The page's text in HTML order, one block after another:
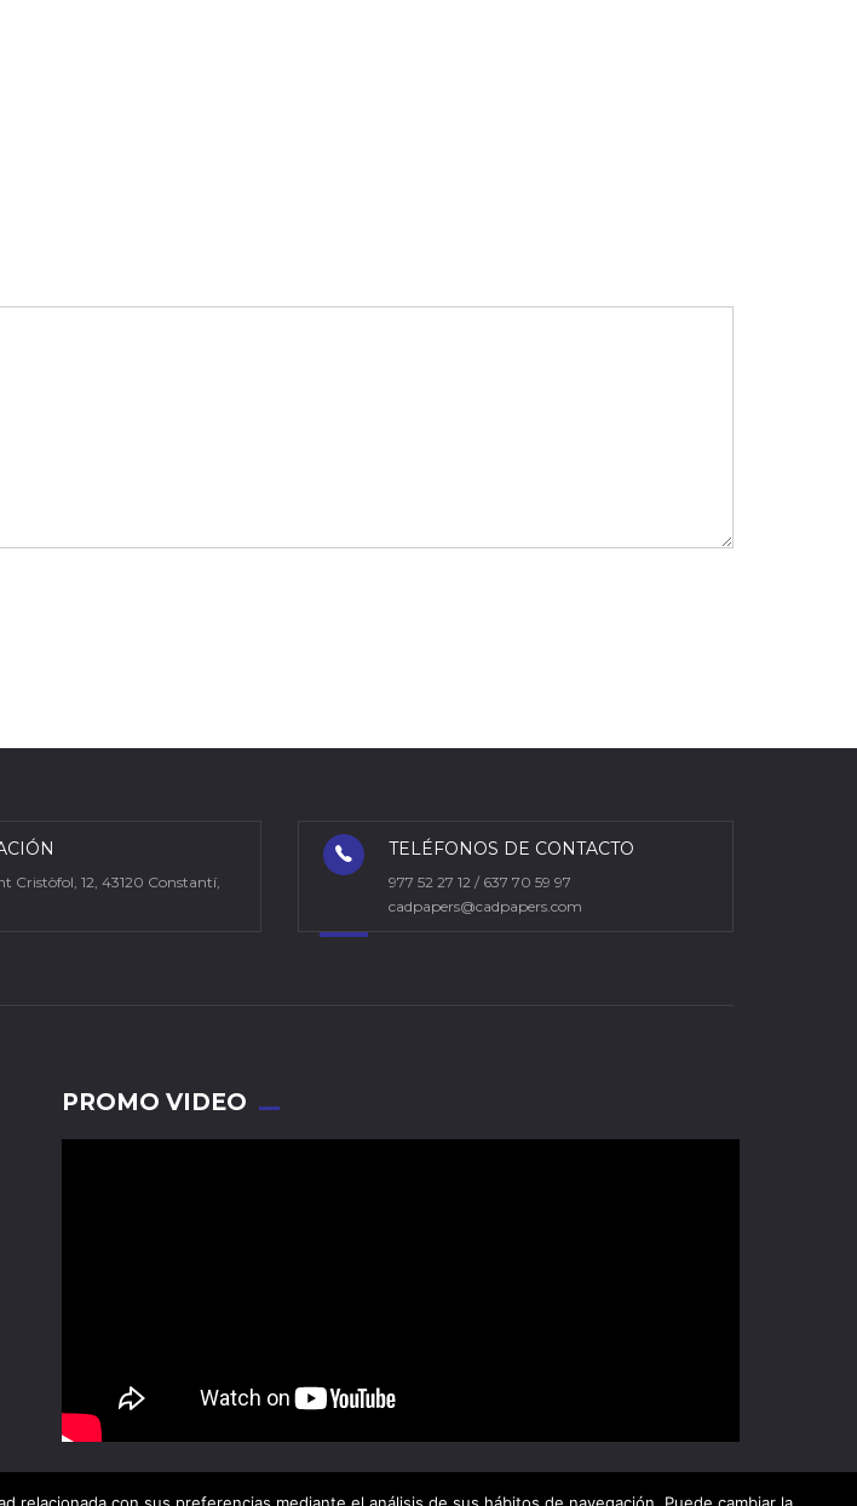
Cristòfol, 12, 43120 Constantí,
TELÉFONOS DE CONTACTO
977 52 27 12 / 637 70 59 97
cadpapers@cadpapers.com
PROMO VIDEO